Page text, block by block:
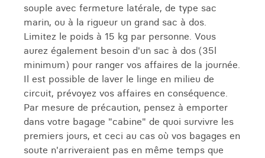
souple avec fermeture latérale, de type sac
marin, ou à la rigueur un grand sac à dos.
Limitez le poids à 15 kg par personne. Vous
aurez également besoin d'un sac à dos (35l
minimum) pour ranger vos affaires de la journée.
Il est possible de laver le linge en milieu de
circuit, prévoyez vos affaires en conséquence.
Par mesure de précaution, pensez à emporter
dans votre bagage "cabine" de quoi survivre les
premiers jours, et ceci au cas où vos bagages en
soute n'arriveraient pas en même temps que